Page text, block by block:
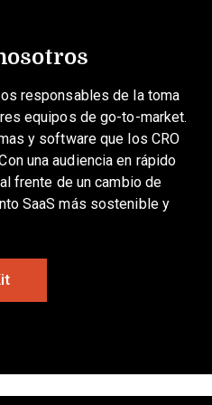
responsables de la toma
equipos de go-to-market.
y software que los CRO
una audiencia en rápido
frente de un cambio de
SaaS más sostenible y